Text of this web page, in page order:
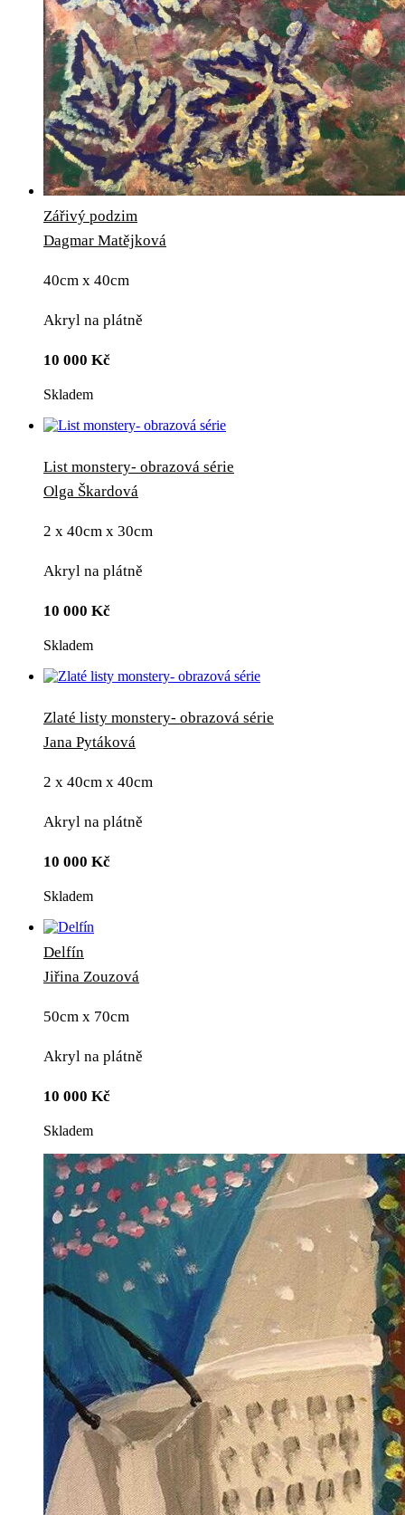
Zářivý podzim
Dagmar Matějková
40cm x 40cm
Akryl na plátně
10 000 Kč
Skladem
List monstery- obrazová série
Olga Škardová
2 x 40cm x 30cm
Akryl na plátně
10 000 Kč
Skladem
Zlaté listy monstery- obrazová série
Jana Pytáková
2 x 40cm x 40cm
Akryl na plátně
10 000 Kč
Skladem
Delfín
Jiřina Zouzová
50cm x 70cm
Akryl na plátně
10 000 Kč
Skladem